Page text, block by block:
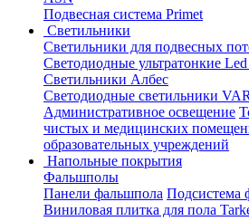
Подвесная система Primet
Светильники
Светильники для подвесных
Светодиодные ультратонкие
Светильники Албес
Светодиодные светильники
Административное освещение
чистых и медицинских
образовательных учреждений
Напольные покрытия
Фальшполы
Панели фальшпола Подсистема
Виниловая плитка для пола